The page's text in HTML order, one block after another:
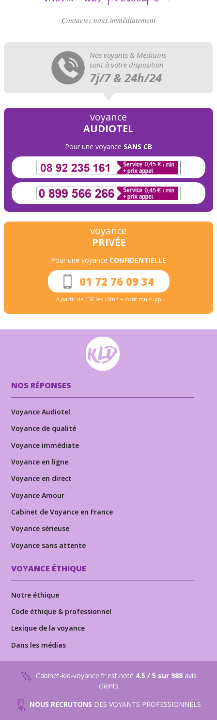
Contactez nous immédiatement
Nos voyants & Médiums
sont à votre disposition
7j/7 & 24h/24
voyance
AUDIOTEL
Pour une voyance SANS CB
voyance
PRIVÉE
Pour une voyance CONFIDENTIELLE
01 72 76 09 34
À partir de 15€ les 10mn + coût mn supp
NOS RÉPONSES
Voyance Audiotel
Voyance de qualité
Voyance immédiate
Voyance en ligne
Voyance en direct
Voyance Amour
Cabinet de Voyance en France
Voyance sérieuse
Voyance sans attente
VOYANCE ÉTHIQUE
Notre éthique
Code éthique & professionnel
Lexique de la voyance
Dans les médias
Cabinet-kld-voyance.fr est noté 4.5 / 5 sur 988avis
clients
NOUS RECRUTONS DES VOYANTS PROFESSIONNELS